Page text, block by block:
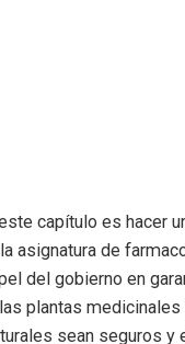
capítulo es hacer
asignatura de
del gobierno en
plantas medicinales
sean seguros y